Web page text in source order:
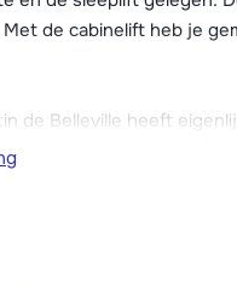
de cabinelift heb je
de Belleville heeft
een bakker, verschillende
uitstraling. In totaal zijn